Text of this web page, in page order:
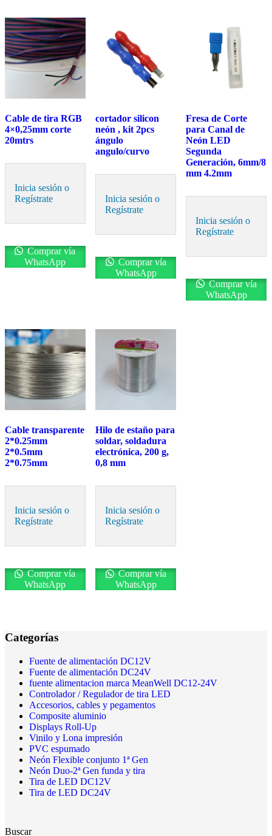
Cable de tira RGB
4×0,25mm corte
20mtrs
Inicia sesión o
Regístrate
Comprar vía
WhatsApp
cortador silicon
neón , kit 2pcs
ángulo
angulo/curvo
Inicia sesión o
Regístrate
Comprar vía
WhatsApp
Fresa de Corte
para Canal de
Neón LED
Segunda
Generación, 6mm/8
mm 4.2mm
Inicia sesión o
Regístrate
Comprar vía
WhatsApp
Cable transparente
2*0.25mm
2*0.5mm
2*0.75mm
Inicia sesión o
Regístrate
Comprar vía
WhatsApp
Hilo de estaño para
soldar, soldadura
electrónica, 200 g,
0,8 mm
Inicia sesión o
Regístrate
Comprar vía
WhatsApp
Categorías
Fuente de alimentación DC12V
Fuente de alimentación DC24V
fuente alimentacion marca MeanWell DC12-24V
Controlador / Regulador de tira LED
Accesorios, cables y pegamentos
Composite aluminio
Displays Roll-Up
Vinilo y Lona impresión
PVC espumado
Neón Flexible conjunto 1ª Gen
Neón Duo-2ª Gen funda y tira
Tira de LED DC12V
Tira de LED DC24V
Buscar